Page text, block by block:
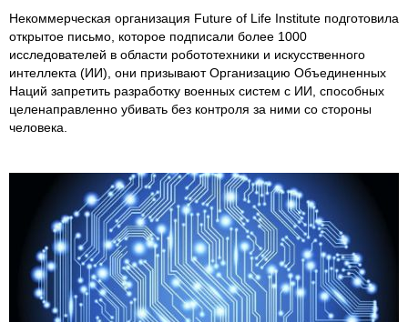
Некоммерческая организация Future of Life Institute подготовила
открытое письмо, которое подписали более 1000
исследователей в области робототехники и искусственного
интеллекта (ИИ), они призывают Организацию Объединенных
Наций запретить разработку военных систем с ИИ, способных
целенаправленно убивать без контроля за ними со стороны
человека.